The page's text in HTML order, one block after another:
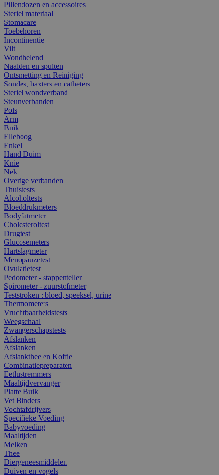
Pillendozen en accessoires
Steriel materiaal
Stomacare
Toebehoren
Incontinentie
Vilt
Wondhelend
Naalden en spuiten
Ontsmetting en Reiniging
Sondes, baxters en catheters
Steriel wondverband
Steunverbanden
Pols
Arm
Buik
Elleboog
Enkel
Hand Duim
Knie
Nek
Overige verbanden
Thuistests
Alcoholtests
Bloeddrukmeters
Bodyfatmeter
Cholesteroltest
Drugtest
Glucosemeters
Hartslagmeter
Menopauzetest
Ovulatietest
Pedometer - stappenteller
Spirometer - zuurstofmeter
Teststroken : bloed, speeksel, urine
Thermometers
Vruchtbaarheidstests
Weegschaal
Zwangerschapstests
Afslanken
Afslanken
Afslankthee en Koffie
Combinatiepreparaten
Eetlustremmers
Maaltijdvervanger
Platte Buik
Vet Binders
Vochtafdrijvers
Specifieke Voeding
Babyvoeding
Maaltijden
Melken
Thee
Diergeneesmiddelen
Duiven en vogels